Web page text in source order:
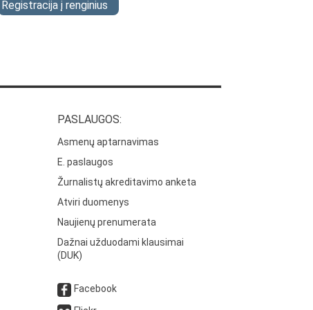
Registracija į renginius
PASLAUGOS:
Asmenų aptarnavimas
E. paslaugos
Žurnalistų akreditavimo anketa
Atviri duomenys
Naujienų prenumerata
Dažnai užduodami klausimai
(DUK)
Facebook